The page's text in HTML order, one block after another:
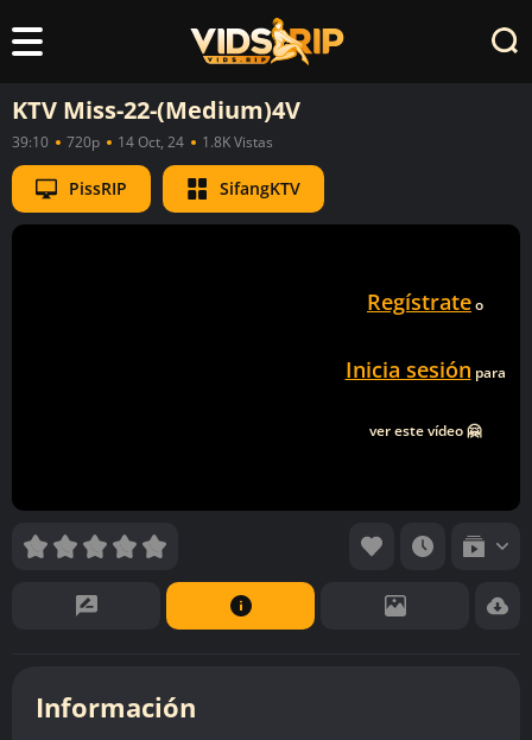
KTV Miss-22-(Medium)4V
39:10 720p 14 Oct, 24 1.8K Vistas
PissRIP SifangKTV
Regístrateo
Inicia sesión para
ver este vídeo 🤗
Información